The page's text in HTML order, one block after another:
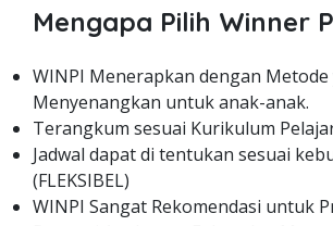
Mengapa Pilih Winner
WINPI Menerapkan dengan Metode
Menyenangkan untuk anak-anak.
Terangkum sesuai Kurikulum
Jadwal dapat di tentukan sesuai
(FLEKSIBEL)
WINPI Sangat Rekomendasi untuk